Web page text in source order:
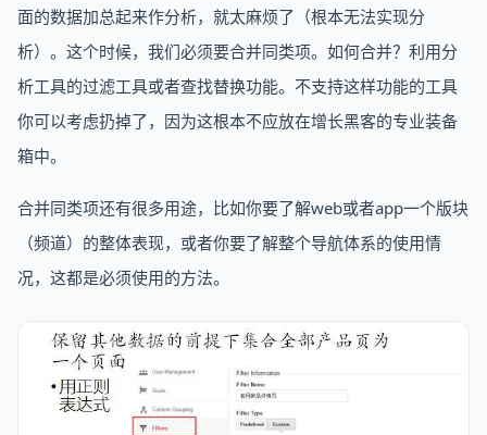
面的数据加总起来作分析，就太麻烦了（根本无法实现分
析）。这个时候，我们必须要合并同类项。如何合并？利用分
析工具的过滤工具或者查找替换功能。不支持这样功能的工具
你可以考虑扔掉了，因为这根本不应放在增长黑客的专业装备
箱中。
合并同类项还有很多用途，比如你要了解web或者app一个版块
（频道）的整体表现，或者你要了解整个导航体系的使用情
况，这都是必须使用的方法。